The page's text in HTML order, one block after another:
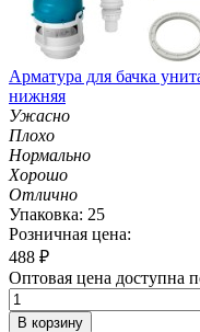
Арматура для бачка
нижняя
Ужасно
Плохо
Нормально
Хорошо
Отлично
Упаковка: 25
Розничная цена:
488 ₽
Оптовая цена доступна
В корзину